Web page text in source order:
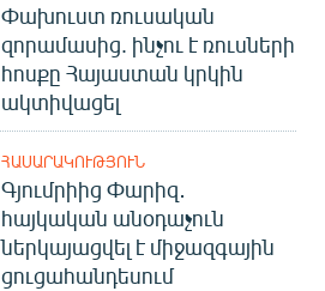
Փախուստ ռուսական
զորամասից. ինչու է ռուսների
հոսքը Հայաստան կրկին
ակտիվացել
ՀԱՍԱՐԱԿՈՒԹՅՈՒՆ
Գյումրիից Փարիզ․
հայկական անօդաչուն
ներկայացվել է միջազգային
ցուցահանդեսում